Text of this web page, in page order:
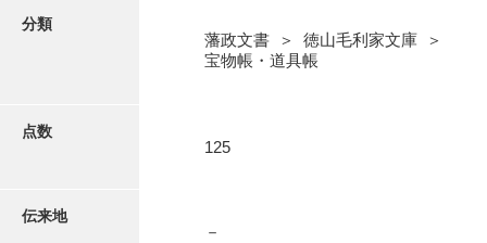
江府書簡録
分類
藩政文書 ＞ 徳山毛利家文庫 ＞
宝物帳・道具帳
点数
125
伝来地
－